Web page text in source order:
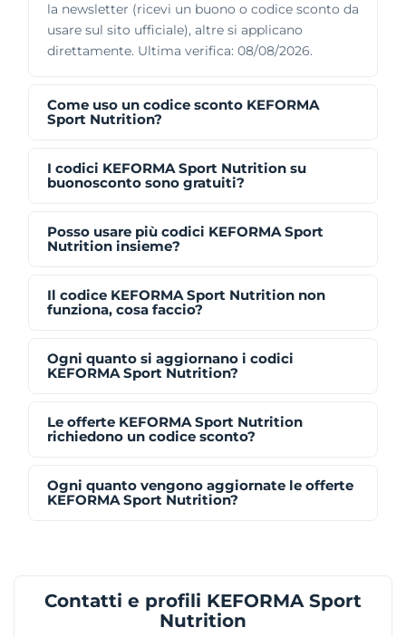
la newsletter (ricevi un buono o codice sconto da
usare sul sito ufficiale), altre si applicano
direttamente. Ultima verifica: 08/08/2026.
Come uso un codice sconto KEFORMA
Sport Nutrition?
I codici KEFORMA Sport Nutrition su
buonosconto sono gratuiti?
Posso usare più codici KEFORMA Sport
Nutrition insieme?
Il codice KEFORMA Sport Nutrition non
funziona, cosa faccio?
Ogni quanto si aggiornano i codici
KEFORMA Sport Nutrition?
Le offerte KEFORMA Sport Nutrition
richiedono un codice sconto?
Ogni quanto vengono aggiornate le offerte
KEFORMA Sport Nutrition?
Contatti e profili KEFORMA Sport
Nutrition